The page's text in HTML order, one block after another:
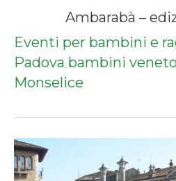
Ambarabà –
Eventi per bambini e
Padova, bambini veneto
Monselice